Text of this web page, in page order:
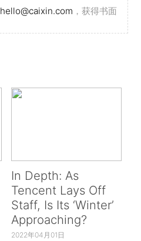
hello@caixin.com ，获得书面
In Depth: As
Tencent Lays Off
Staff, Is Its ‘Winter’
Approaching?
2022年04月01日